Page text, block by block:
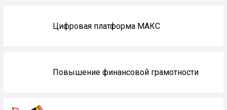
Цифровая платформа МАКС
Повышение финансовой грамотности